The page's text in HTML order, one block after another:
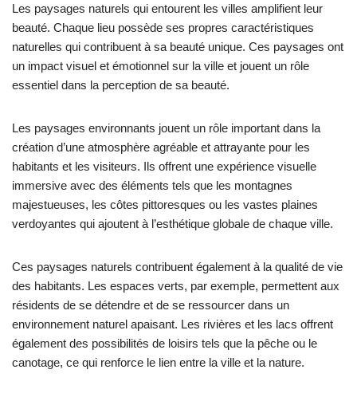
Les paysages naturels qui entourent les villes amplifient leur
beauté. Chaque lieu possède ses propres caractéristiques
naturelles qui contribuent à sa beauté unique. Ces paysages ont
un impact visuel et émotionnel sur la ville et jouent un rôle
essentiel dans la perception de sa beauté.
Les paysages environnants jouent un rôle important dans la
création d’une atmosphère agréable et attrayante pour les
habitants et les visiteurs. Ils offrent une expérience visuelle
immersive avec des éléments tels que les montagnes
majestueuses, les côtes pittoresques ou les vastes plaines
verdoyantes qui ajoutent à l’esthétique globale de chaque ville.
Ces paysages naturels contribuent également à la qualité de vie
des habitants. Les espaces verts, par exemple, permettent aux
résidents de se détendre et de se ressourcer dans un
environnement naturel apaisant. Les rivières et les lacs offrent
également des possibilités de loisirs tels que la pêche ou le
canotage, ce qui renforce le lien entre la ville et la nature.